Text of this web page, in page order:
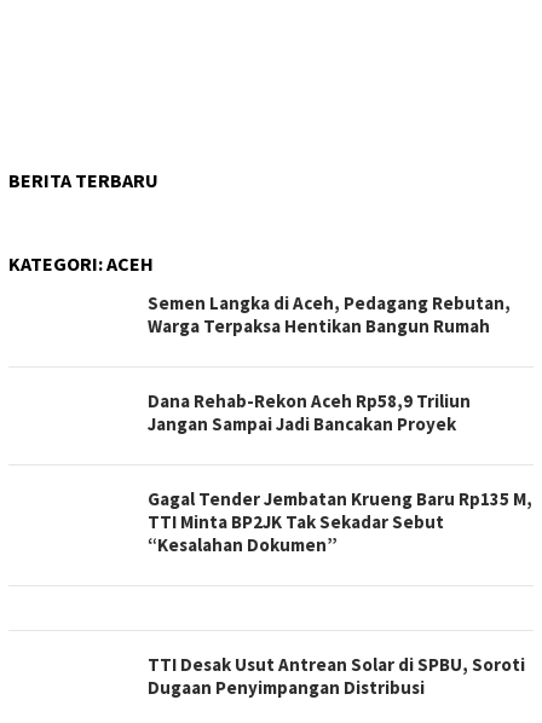
BERITA TERBARU
KATEGORI:ACEH
Semen Langka di Aceh, Pedagang Rebutan,
Warga Terpaksa Hentikan Bangun Rumah
Dana Rehab-Rekon Aceh Rp58,9 Triliun
Jangan Sampai Jadi Bancakan Proyek
Gagal Tender Jembatan Krueng Baru Rp135 M,
TTI Minta BP2JK Tak Sekadar Sebut
“Kesalahan Dokumen”
TTI Desak Usut Antrean Solar di SPBU, Soroti
Dugaan Penyimpangan Distribusi